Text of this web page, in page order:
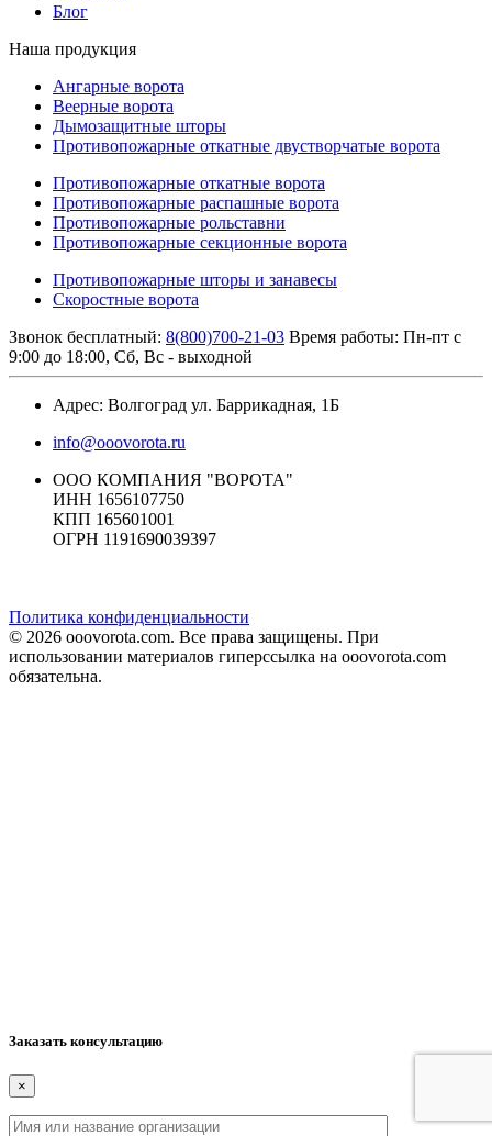
Блог
Наша продукция
Ангарные ворота
Веерные ворота
Дымозащитные шторы
Противопожарные откатные двустворчатые ворота
Противопожарные откатные ворота
Противопожарные распашные ворота
Противопожарные рольставни
Противопожарные секционные ворота
Противопожарные шторы и занавесы
Скоростные ворота
Звонок бесплатный: 8(800)700-21-03 Время работы: Пн-пт с
9:00 до 18:00, Сб, Вс - выходной
Адрес: Волгоград ул. Баррикадная, 1Б
info@ooovorota.ru
ООО КОМПАНИЯ "ВОРОТА"
ИНН 1656107750
КПП 165601001
ОГРН 1191690039397
Политика конфиденциальности
© 2026 ooovorota.com. Все права защищены. При
использовании материалов гиперссылка на ooovorota.com
обязательна.
Заказать консультацию
×